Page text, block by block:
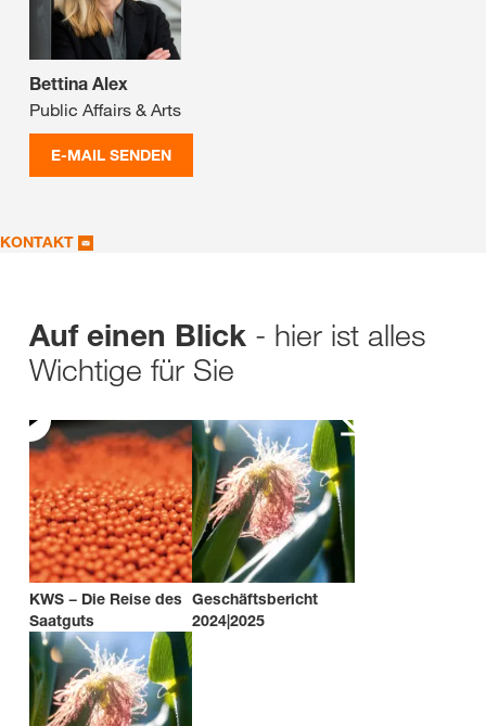
Bettina Alex
Public Affairs & Arts
E-MAIL SENDEN
KONTAKT
Auf einen Blick - hier ist alles
Wichtige für Sie
KWS − Die Reise des
Saatguts
Geschäftsbericht
2024|2025